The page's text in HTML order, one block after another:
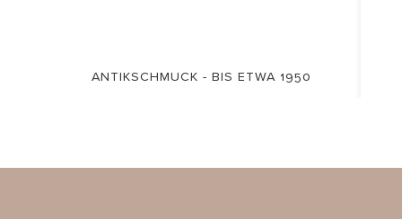
ANTIKSCHMUCK - BIS ETWA 1950